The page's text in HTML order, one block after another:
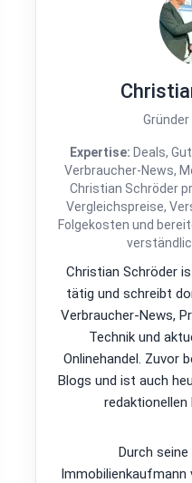
Expertise: Deals,
Verbraucher-News,
Christian Schröder
Vergleichspreise,
Folgekosten und
Christian Schröder
tätig und schreibt
Verbraucher-News,
Technik und
Onlinehandel. Zuvor
Blogs und ist auch
Durch